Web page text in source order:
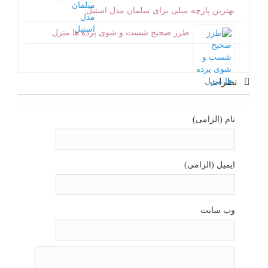
بهترین پارچه مبلی برای مبلمان مدل استیل
طرز صحیح شست و شوی پرده ها منزل
نظرات
نام (الزامی)
ایمیل (الزامی)
وب سایت